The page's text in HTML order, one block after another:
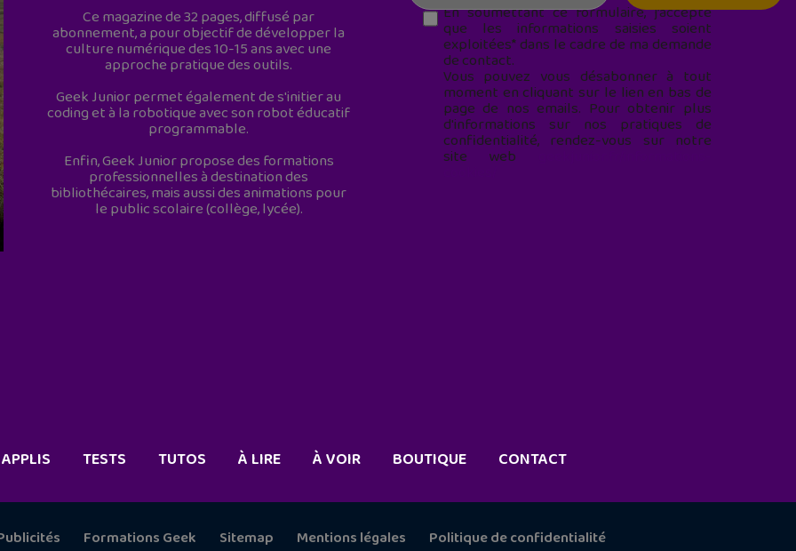
Ce magazine de 32 pages, diffusé par
abonnement, a pour objectif de développer la
culture numérique des 10-15 ans avec une
approche pratique des outils.
Geek Junior permet également de s'initier au
coding et à la robotique avec son robot éducatif
programmable.
Enfin, Geek Junior propose des formations
professionnelles à destination des
bibliothécaires, mais aussi des animations pour
le public scolaire (collège, lycée).
En soumettant ce formulaire, j’accepte
que les informations saisies soient
exploitées* dans le cadre de ma demande
de contact.
Vous pouvez vous désabonner à tout
moment en cliquant sur le lien en bas de
page de nos emails. Pour obtenir plus
d'informations sur nos pratiques de
confidentialité, rendez-vous sur notre
site web
APPLIS TESTS TUTOS À LIRE À VOIR BOUTIQUE CONTACT
Formations Geek Sitemap Mentions légales Politique de confidentialité